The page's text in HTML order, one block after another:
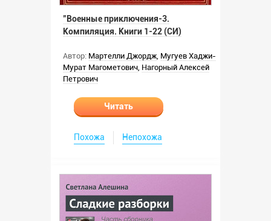
"Военные приключения-3.
Компиляция. Книги 1-22 (СИ)
Автор: Мартелли Джордж, Мугуев Хаджи-
Мурат Магометович, Нагорный Алексей
Петрович
Читать
Похожа Непохожа